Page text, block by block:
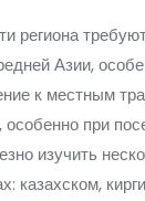
региона
Азии,
к местным
при
изучить
казахском,